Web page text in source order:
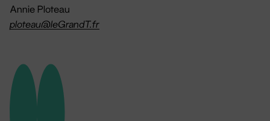
Annie Ploteau
ploteau@leGrandT.fr